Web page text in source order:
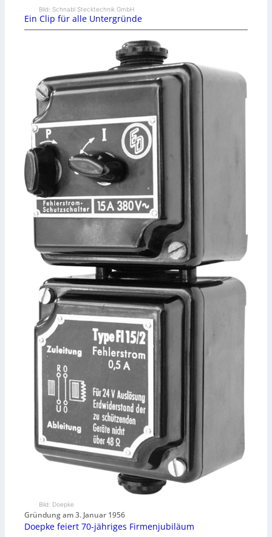
Bild: Schnabl Stecktechnik GmbH
Ein Clip für alle Untergründe
Bild: Doepke
Gründung am 3. Januar 1956
Doepke feiert 70-jähriges Firmenjubiläum